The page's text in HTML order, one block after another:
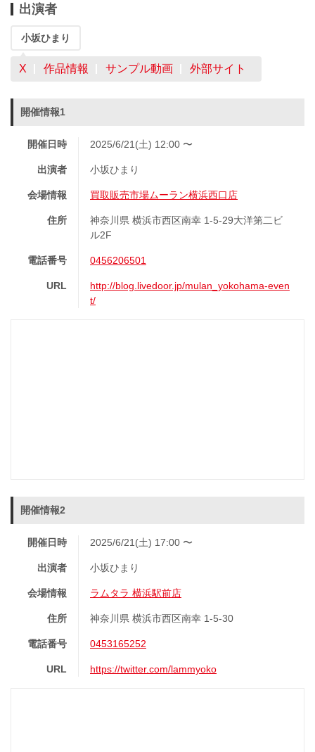
出演者
小坂ひまり
X 作品情報 サンプル動画 外部サイト
開催情報1
開催日時 2025/6/21(土) 12:00 〜
出演者 小坂ひまり
会場情報 買取販売市場ムーラン横浜西口店
住所
神奈川県 横浜市西区南幸 1-5-29大洋第二ビ
ル2F
電話番号 0456206501
URL
http://blog.livedoor.jp/mulan_yokohama-even
t/
開催情報2
開催日時 2025/6/21(土) 17:00 〜
出演者 小坂ひまり
会場情報 ラムタラ 横浜駅前店
住所 神奈川県 横浜市西区南幸 1-5-30
電話番号 0453165252
URL https://twitter.com/lammyoko